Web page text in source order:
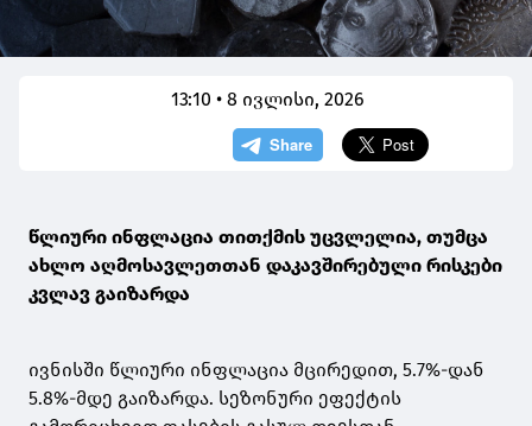
13:10 • 8 ივლისი, 2026
წლიური ინფლაცია თითქმის უცვლელია, თუმცა
ახლო აღმოსავლეთთან დაკავშირებული რისკები
კვლავ გაიზარდა
ივნისში წლიური ინფლაცია მცირედით, 5.7%-დან
5.8%-მდე გაიზარდა. სეზონური ეფექტის